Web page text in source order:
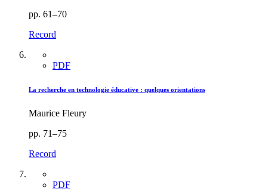
pp. 61–70
Record
PDF
La recherche en technologie éducative : quelques orientations
Maurice Fleury
pp. 71–75
Record
PDF